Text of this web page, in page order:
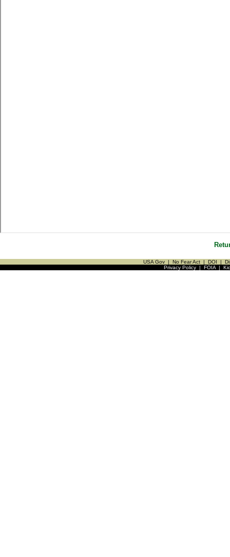
USA Gov | No Fear Act | DOI |
Privacy Policy| FOIA|